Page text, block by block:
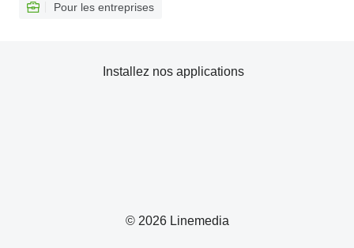
Pour les entreprises
© 2026 Linemedia
Installez nos applications